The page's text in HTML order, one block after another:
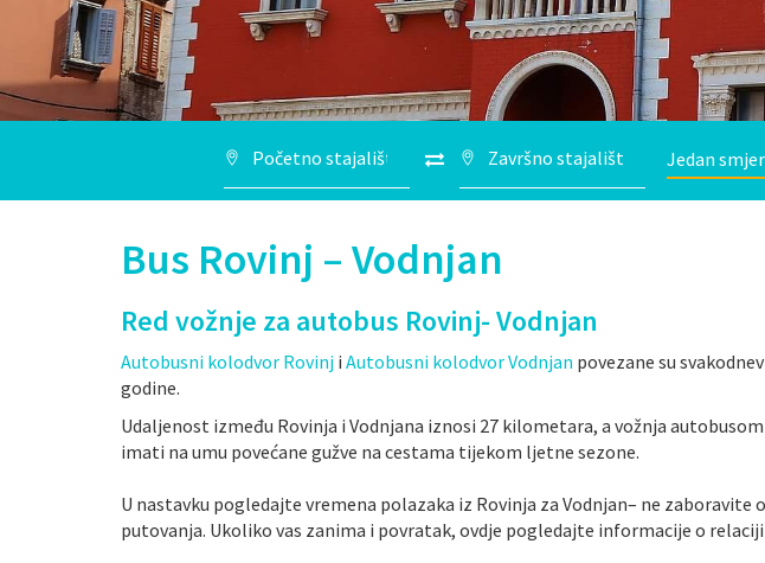
Jedan smjer
Bus Rovinj – Vodnjan
Red vožnje za autobus Rovinj- Vodnjan
Autobusni kolodvor Rovinj i Autobusni kolodvor Vodnjan povezane su
godine.
Udaljenost između Rovinja i Vodnjana iznosi 27 kilometara, a vožnja
imati na umu povećane gužve na cestama tijekom ljetne sezone.
U nastavku pogledajte vremena polazaka iz Rovinja za Vodnjan– ne zaboravite
putovanja. Ukoliko vas zanima i povratak, ovdje pogledajte informacije o relaciji